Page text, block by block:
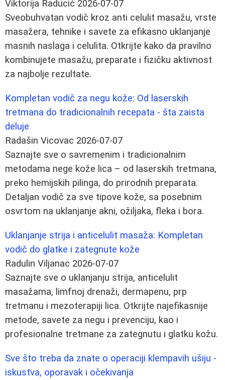
Viktorija Raducić 2026-07-07
Sveobuhvatan vodič kroz anti celulit masažu, vrste
masažera, tehnike i savete za efikasno uklanjanje
masnih naslaga i celulita. Otkrijte kako da pravilno
kombinujete masažu, preparate i fizičku aktivnost
za najbolje rezultate.
Kompletan vodič za negu kože: Od laserskih
tretmana do tradicionalnih recepata - šta zaista
deluje
Radašin Vicovac 2026-07-07
Saznajte sve o savremenim i tradicionalnim
metodama nege kože lica – od laserskih tretmana,
preko hemijskih pilinga, do prirodnih preparata.
Detaljan vodič za sve tipove kože, sa posebnim
osvrtom na uklanjanje akni, ožiljaka, fleka i bora.
Uklanjanje strija i anticelulit masaža: Kompletan
vodič do glatke i zategnute kože
Radulin Viljanac 2026-07-07
Saznajte sve o uklanjanju strija, anticelulit
masažama, limfnoj drenaži, dermapenu, prp
tretmanu i mezoterapiji lica. Otkrijte najefikasnije
metode, savete za negu i prevenciju, kao i
profesionalne tretmane za zategnutu i glatku kožu.
Sve što treba da znate o operaciji klempavih ušiju -
iskustva, oporavak i očekivanja